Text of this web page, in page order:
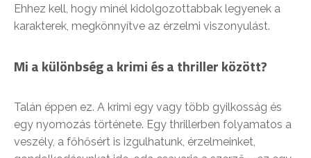
Ehhez kell, hogy minél kidolgozottabbak legyenek a
karakterek, megkönnyítve az érzelmi viszonyulást.
Mi a különbség a krimi és a thriller között?
Talán éppen ez. A krimi egy vagy több gyilkosság és
egy nyomozás története. Egy thrillerben folyamatos a
veszély, a főhősért is izgulhatunk, érzelmeinket,